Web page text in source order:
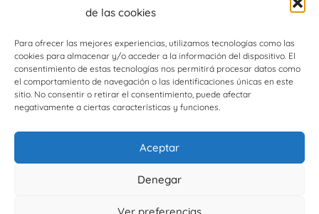
de las cookies
Para ofrecer las mejores experiencias, utilizamos tecnologías como las
cookies para almacenar y/o acceder a la información del dispositivo. El
consentimiento de estas tecnologías nos permitirá procesar datos como
el comportamiento de navegación o las identificaciones únicas en este
sitio. No consentir o retirar el consentimiento, puede afectar
negativamente a ciertas características y funciones.
Aceptar
Denegar
Ver preferencias
Determinación glucosa y colesterol total
Perforación del lóbulo de la oreja
Análisis capilar
INFORMACIÓN DE INTERÉS
Términos y condiciones